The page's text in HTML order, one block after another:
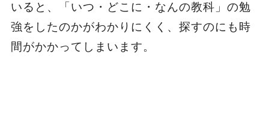
いると、「いつ・どこに・なんの教科」の勉
強をしたのかがわかりにくく、探すのにも時
間がかかってしまいます。